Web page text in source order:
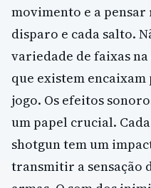
movimento e a
disparo e cada salto.
variedade de faixas
que existem
jogo. Os efeitos
um papel crucial.
shotgun tem um
transmitir a sensação